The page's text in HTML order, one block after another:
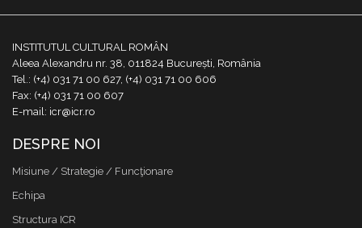
INSTITUTUL CULTURAL ROMÂN
Aleea Alexandru nr. 38, 011824 București, România
Tel.: (+4) 031 71 00 627, (+4) 031 71 00 606
Fax: (+4) 031 71 00 607
E-mail: icr@icr.ro
DESPRE NOI
Misiune / Strategie / Funcţionare
Echipa
Structura ICR